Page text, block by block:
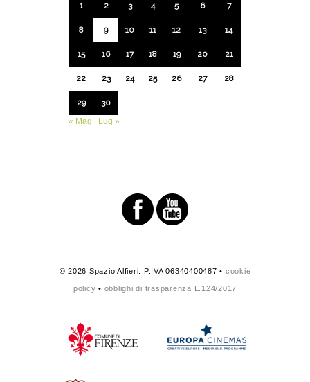
1 2 3 4 5 6 7
8 9 10 11 12 13 14
15 16 17 18 19 20 21
22 23 24 25 26 27 28
29
30
« Mag
Lug »
© 2026 Spazio Alfieri. P.IVA 06340400487 • cookie
policy • obblighi di trasparenza L.124/2017